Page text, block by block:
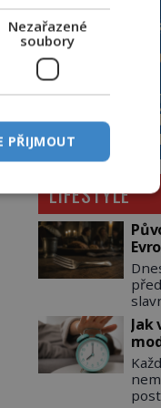
LIFESTYLE
za
Jak
Nezařazené
soubory
PŘIJMOUT